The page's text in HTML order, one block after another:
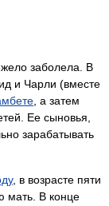
заболела. В
и Чарли (вместе
, а затем
Ее сыновья,
зарабатывать
, в возрасте пяти
мать. В конце